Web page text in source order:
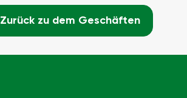
Zurück zu dem Geschäften